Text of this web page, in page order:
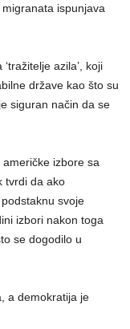
ispunjava
azila’, koji
države kao što su
siguran način da se
izbore sa
tvrdi da ako
svoje
izbori nakon toga
se dogodilo u
a demokratija je